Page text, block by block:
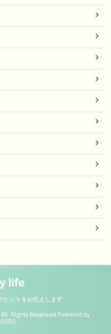
life
ヒントをお伝えします
Rights Reserved Powered by
.